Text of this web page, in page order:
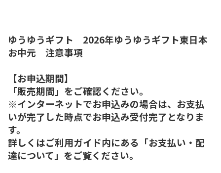
ゆうゆうギフト 2026年ゆうゆうギフト東日本
お中元 注意事項
【お申込期間】
「販売期間」をご確認ください。
※インターネットでお申込みの場合は、お支払
いが完了した時点でお申込み受付完了となりま
す。
詳しくはご利用ガイド内にある「お支払い・配
達について」をご覧ください。